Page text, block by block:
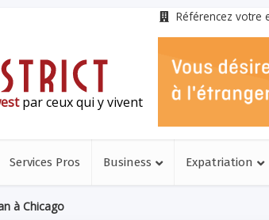
Référencez votre
par ceux qui y vivent
Services Pros Business Expatriation
à Chicago